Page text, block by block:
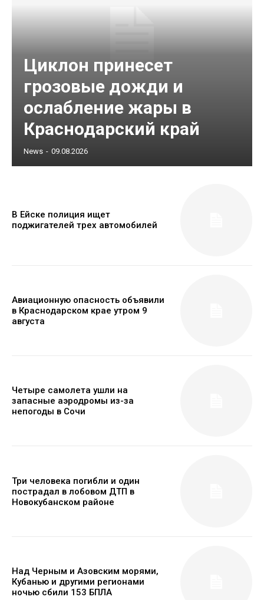
Циклон принесет
грозовые дожди и
ослабление жары в
Краснодарский край
News - 09.08.2026
В Ейске полиция ищет
поджигателей трех автомобилей
Авиационную опасность объявили
в Краснодарском крае утром 9
августа
Четыре самолета ушли на
запасные аэродромы из-за
непогоды в Сочи
Три человека погибли и один
пострадал в лобовом ДТП в
Новокубанском районе
Над Черным и Азовским морями,
Кубанью и другими регионами
ночью сбили 153 БПЛА